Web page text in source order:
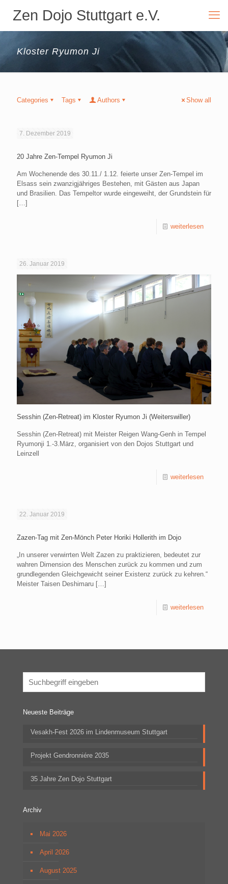
Zen Dojo Stuttgart e.V.
Kloster Ryumon Ji
Categories Tags Authors Show all
7. Dezember 2019
20 Jahre Zen-Tempel Ryumon Ji
Am Wochenende des 30.11./ 1.12. feierte unser Zen-Tempel im
Elsass sein zwanzigjähriges Bestehen, mit Gästen aus Japan
und Brasilien. Das Tempeltor wurde eingeweiht, der Grundstein für
[…]
weiterlesen
26. Januar 2019
Sesshin (Zen-Retreat) im Kloster Ryumon Ji (Weiterswiller)
Sesshin (Zen-Retreat) mit Meister Reigen Wang-Genh in Tempel
Ryumonji 1.-3.März, organisiert von den Dojos Stuttgart und
Leinzell
weiterlesen
22. Januar 2019
Zazen-Tag mit Zen-Mönch Peter Horiki Hollerith im Dojo
„In unserer verwirrten Welt Zazen zu praktizieren, bedeutet zur
wahren Dimension des Menschen zurück zu kommen und zum
grundlegenden Gleichgewicht seiner Existenz zurück zu kehren.“
Meister Taisen Deshimaru […]
weiterlesen
Neueste Beiträge
Vesakh-Fest 2026 im Lindenmuseum Stuttgart
Projekt Gendronniére 2035
35 Jahre Zen Dojo Stuttgart
Archiv
Mai 2026
April 2026
August 2025